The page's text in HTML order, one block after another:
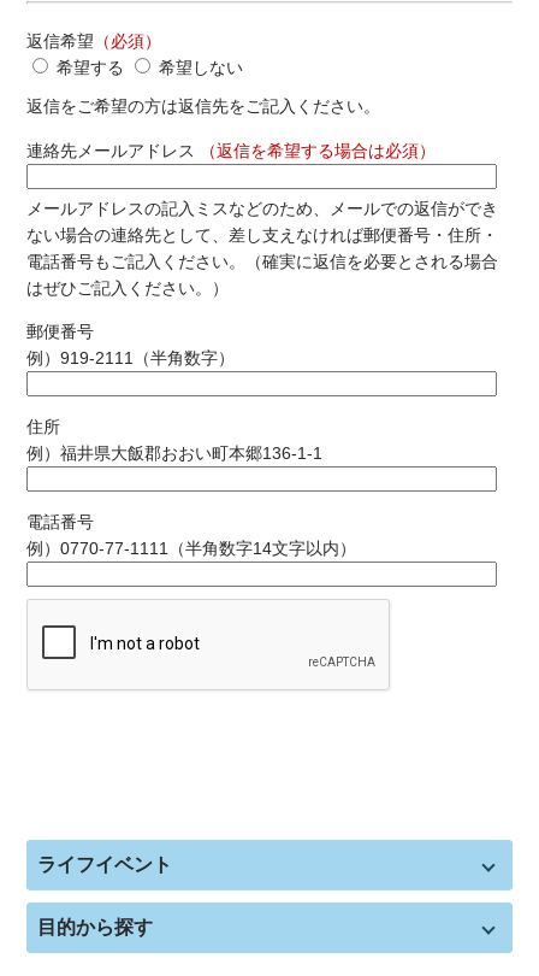
返信希望 （必須）
希望する
希望しない
返信をご希望の方は返信先をご記入ください。
連絡先メールアドレス （返信を希望する場合は必須）
メールアドレスの記入ミスなどのため、メールでの返信ができ
ない場合の連絡先として、差し支えなければ郵便番号・住所・
電話番号もご記入ください。（確実に返信を必要とされる場合
はぜひご記入ください。）
郵便番号
例）919-2111（半角数字）
住所
例）福井県大飯郡おおい町本郷136-1-1
電話番号
例）0770-77-1111（半角数字14文字以内）
ライフイベント
目的から探す